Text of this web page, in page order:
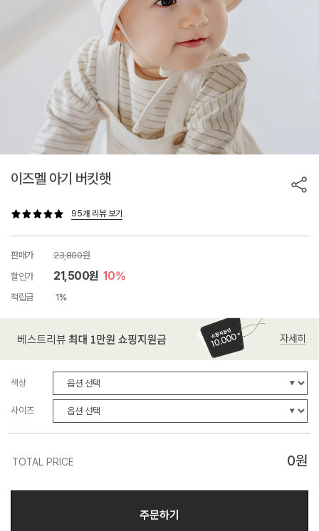
이즈멜 아기 버킷햇
95개 리뷰 보기
판매가
23,800원
할인가
21,500원 10%
적립금 1%
색상
사이즈
TOTAL PRICE 0원
주문하기